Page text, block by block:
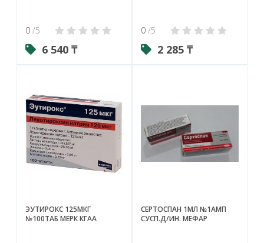
0 /5
6 540 ₸
0 /5
2 285 ₸
ЭУТИРОКС 125МКГ
№100ТАБ МЕРК КГАА
СЕРТОСПАН 1МЛ №1АМП
СУСП.Д/ИН. МЕФАР